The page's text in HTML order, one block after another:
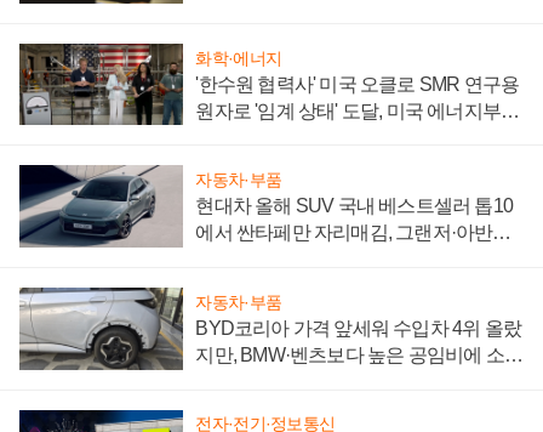
화학·에너지
'한수원 협력사' 미국 오클로 SMR 연구용
원자로 '임계 상태' 도달, 미국 에너지부
자동차·부품
현대차 올해 SUV 국내 베스트셀러 톱10
에서 싼타페만 자리매김, 그랜저·아반떼
자동차·부품
BYD코리아 가격 앞세워 수입차 4위 올랐
지만, BMW·벤츠보다 높은 공임비에 소비
전자·전기·정보통신